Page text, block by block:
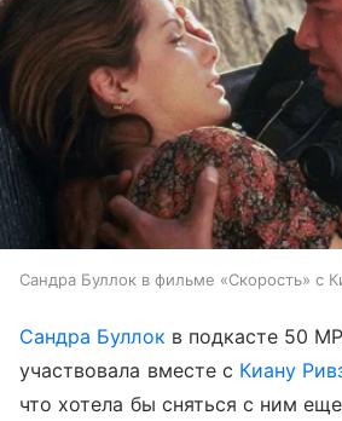
Сандра Буллок в фильме «Скорость» с
Сандра Буллок в подкасте 50
участвовала вместе с Киану
что хотела бы сняться с ним